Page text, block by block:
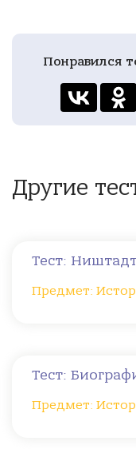
Понравился
Другие
Тест:
Предмет:
Тест:
Предмет: